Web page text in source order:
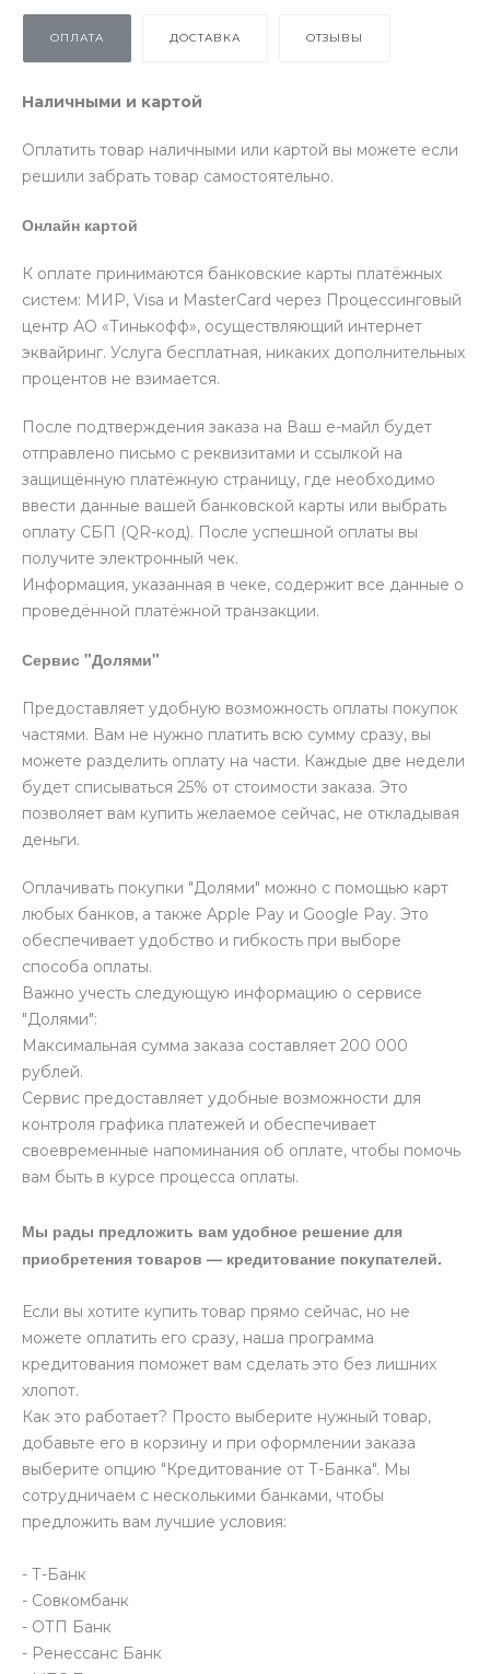
ОПЛАТА ДОСТАВКА ОТЗЫВЫ
Наличными и картой
Оплатить товар наличными или картой вы можете если
решили забрать товар самостоятельно.
Онлайн картой
К оплате принимаются банковские карты платёжных
систем: МИР, Visa и MasterCard через Процессинговый
центр АО «Тинькофф», осуществляющий интернет
эквайринг. Услуга бесплатная, никаких дополнительных
процентов не взимается.
После подтверждения заказа на Ваш е-майл будет
отправлено письмо с реквизитами и ссылкой на
защищённую платёжную страницу, где необходимо
ввести данные вашей банковской карты или выбрать
оплату СБП (QR-код). После успешной оплаты вы
получите электронный чек.
Информация, указанная в чеке, содержит все данные о
проведённой платёжной транзакции.
Сервис "Долями"
Предоставляет удобную возможность оплаты покупок
частями. Вам не нужно платить всю сумму сразу, вы
можете разделить оплату на части. Каждые две недели
будет списываться 25% от стоимости заказа. Это
позволяет вам купить желаемое сейчас, не откладывая
деньги.
Оплачивать покупки "Долями" можно с помощью карт
любых банков, а также Apple Pay и Google Pay. Это
обеспечивает удобство и гибкость при выборе
способа оплаты.
Важно учесть следующую информацию о сервисе
"Долями":
Максимальная сумма заказа составляет 200 000
рублей.
Сервис предоставляет удобные возможности для
контроля графика платежей и обеспечивает
своевременные напоминания об оплате, чтобы помочь
вам быть в курсе процесса оплаты.
Мы рады предложить вам удобное решение для
приобретения товаров — кредитование покупателей.
Если вы хотите купить товар прямо сейчас, но не
можете оплатить его сразу, наша программа
кредитования поможет вам сделать это без лишних
хлопот.
Как это работает? Просто выберите нужный товар,
добавьте его в корзину и при оформлении заказа
выберите опцию "Кредитование от Т-Банка". Мы
сотрудничаем с несколькими банками, чтобы
предложить вам лучшие условия:
- Т-Банк
- Совкомбанк
- ОТП Банк
- Ренессанс Банк